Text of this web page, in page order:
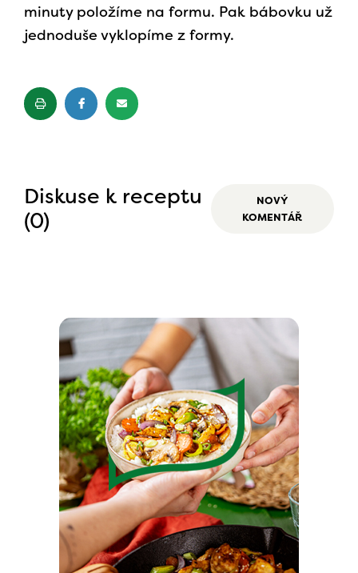
minuty položíme na formu. Pak bábovku už
jednoduše vyklopíme z formy.
Diskuse k receptu
(0)
NOVÝ
KOMENTÁŘ